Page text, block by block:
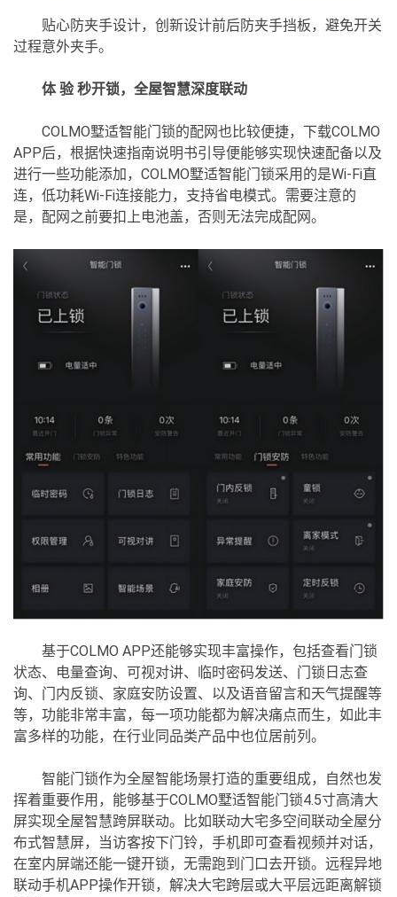
贴心防夹手设计，创新设计前后防夹手挡板，避免开关
过程意外夹手。
体 验 秒开锁，全屋智慧深度联动
COLMO墅适智能门锁的配网也比较便捷，下载COLMO
APP后，根据快速指南说明书引导便能够实现快速配备以及
进行一些功能添加，COLMO墅适智能门锁采用的是Wi-Fi直
连，低功耗Wi-Fi连接能力，支持省电模式。需要注意的
是，配网之前要扣上电池盖，否则无法完成配网。
基于COLMO APP还能够实现丰富操作，包括查看门锁
状态、电量查询、可视对讲、临时密码发送、门锁日志查
询、门内反锁、家庭安防设置、以及语音留言和天气提醒等
等，功能非常丰富，每一项功能都为解决痛点而生，如此丰
富多样的功能，在行业同品类产品中也位居前列。
智能门锁作为全屋智能场景打造的重要组成，自然也发
挥着重要作用，能够基于COLMO墅适智能门锁4.5寸高清大
屏实现全屋智慧跨屏联动。比如联动大宅多空间联动全屋分
布式智慧屏，当访客按下门铃，手机即可查看视频并对话，
在室内屏端还能一键开锁，无需跑到门口去开锁。远程异地
联动手机APP操作开锁，解决大宅跨层或大平层远距离解锁